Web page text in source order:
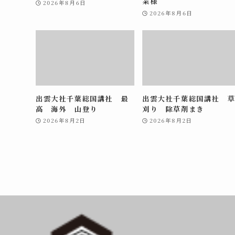
2026年8月6日
2026年8月6日
出雲大社千葉総国講社 最
高 海外 山登り
2026年8月2日
出雲大社千葉総国講社 草
刈り 除草剤まき
2026年8月2日